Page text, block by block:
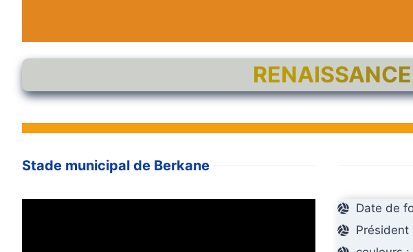
Stade municipal de Berkane
Date de
Président